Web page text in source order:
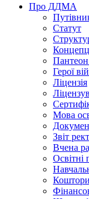
Про ДДМА
Статут
Герої
Ліцензія
Мова
Звіт
Вчена
Освітні